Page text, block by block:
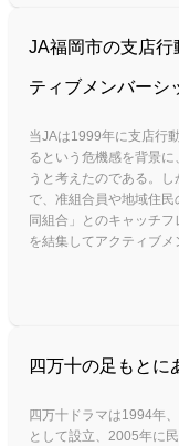
JA福岡市の支店行
ティブメンバーシ
当JAは1999年に支店行
るという危機感を背景
うと考えたのである。
で、准組合員や地域住
同組合」とのキャッチ
を結集してアクティブメ
四万十の足もとに
四万十ドラマは1994年
として設立、2005年に